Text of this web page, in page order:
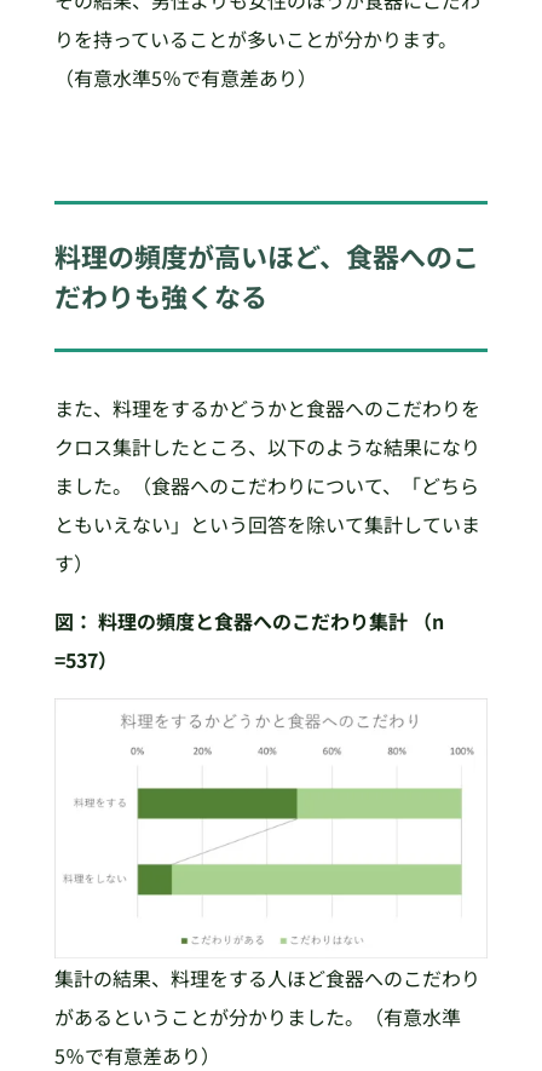
りを持っていることが多いことが分かります。
（有意水準5％で有意差あり）
料理の頻度が高いほど、食器へのこ
だわりも強くなる
また、料理をするかどうかと食器へのこだわりを
クロス集計したところ、以下のような結果になり
ました。（食器へのこだわりについて、「どちら
ともいえない」という回答を除いて集計していま
す）
図： 料理の頻度と食器へのこだわり集計 （n
=537）
集計の結果、料理をする人ほど食器へのこだわり
があるということが分かりました。（有意水準
5％で有意差あり）